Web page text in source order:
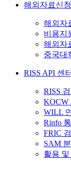
해외자료신
해외자
비용지
해외자
중국대
RISS API 센터
RISS
KOCW
WILL
Rinfo
FRIC
SAM
활용